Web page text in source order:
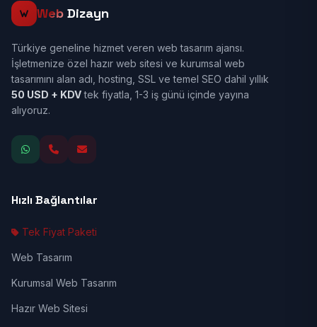
Web Dizayn
Türkiye geneline hizmet veren web tasarım ajansı.
İşletmenize özel hazır web sitesi ve kurumsal web
tasarımını alan adı, hosting, SSL ve temel SEO dahil yıllık
50 USD + KDVtek fiyatla, 1-3 iş günü içinde yayına
alıyoruz.
Hızlı Bağlantılar
Tek Fiyat Paketi
Web Tasarım
Kurumsal Web Tasarım
Hazır Web Sitesi